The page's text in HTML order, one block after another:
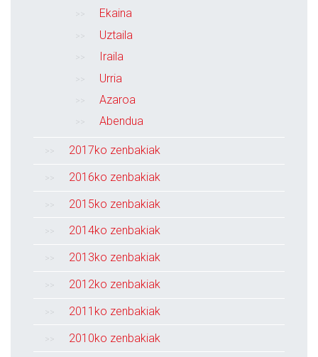
Ekaina
Uztaila
Iraila
Urria
Azaroa
Abendua
2017ko zenbakiak
2016ko zenbakiak
2015ko zenbakiak
2014ko zenbakiak
2013ko zenbakiak
2012ko zenbakiak
2011ko zenbakiak
2010ko zenbakiak